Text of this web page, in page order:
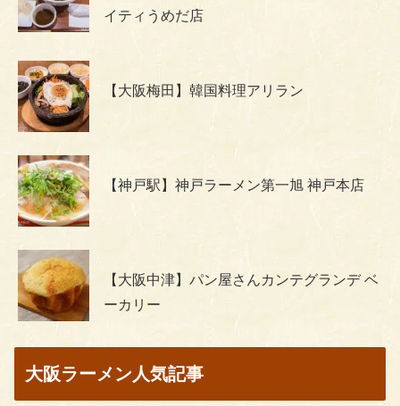
イティうめだ店
【大阪梅田】韓国料理アリラン
【神戸駅】神戸ラーメン第一旭 神戸本店
【大阪中津】パン屋さんカンテグランデ ベ
ーカリー
大阪ラーメン人気記事